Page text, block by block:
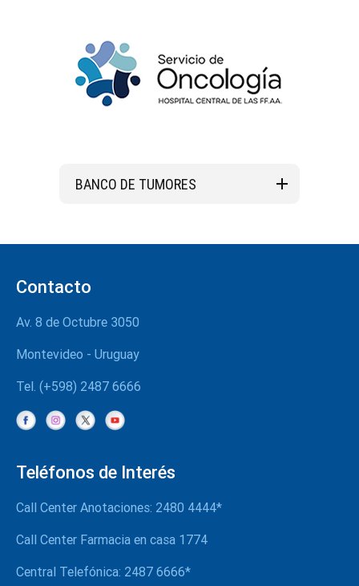
BANCO DE TUMORES
Actividades
Contacto
Contacto
Av. 8 de Octubre 3050
Montevideo - Uruguay
Tel. (+598) 2487 6666
Teléfonos de Interés
Call Center Anotaciones: 2480 4444*
Call Center Farmacia en casa 1774
Central Telefónica: 2487 6666*